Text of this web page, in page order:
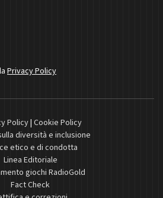
Privacy Policy
Policy| Cookie Policy
diversità e inclusione
etico e di condotta
Linea Editoriale
giochi RadioGold
Fact Check